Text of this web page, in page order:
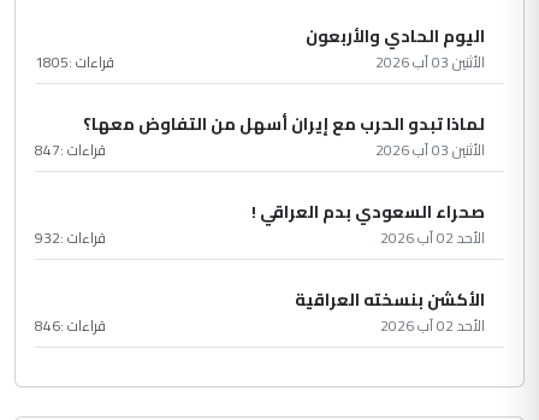
اليوم الحادي والأربعون
الأثنين 03 آب 2026 قراءات :1805
لماذا تبدو الحرب مع إيران أسهل من التفاوض معها؟
الأثنين 03 آب 2026 قراءات :847
صحراء السعودي بدم العراقي !
الأحد 02 آب 2026 قراءات :932
الأكشن بنسخته العراقية
الأحد 02 آب 2026 قراءات :846